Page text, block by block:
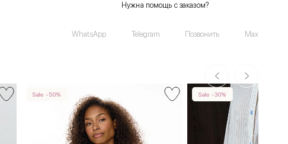
Нужна помощь с заказом?
WhatsApp Telegram Позвонить Max
Sale -50% Sale -30%